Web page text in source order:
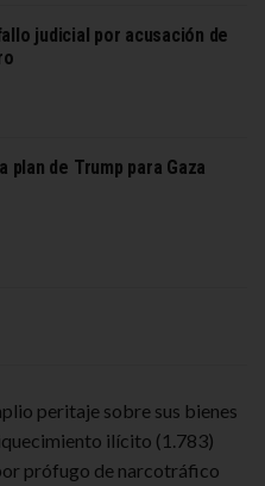
judicial por acusación de
plan de Trump para Gaza
peritaje sobre sus bienes
ilícito (1.783)
prófugo de narcotráfico